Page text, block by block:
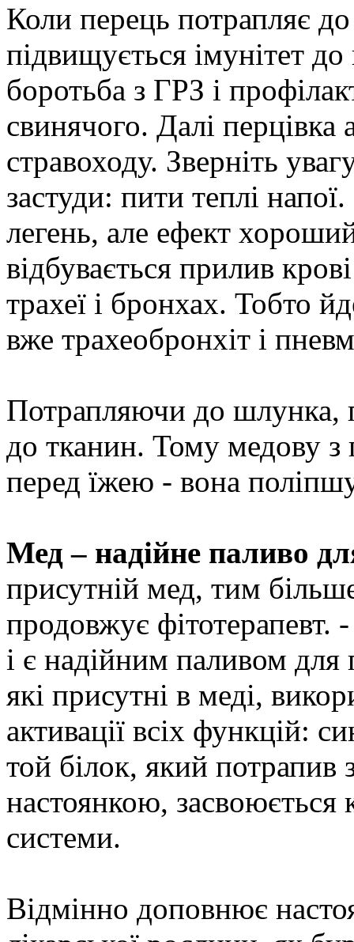
Коли перець потрапляє
підвищується імунітет
боротьба з ГРЗ і
свинячого. Далі перцівка
стравоходу. Зверніть
застуди: пити теплі
легень, але ефект
відбувається прилив
трахеї і бронхах. Тобто
вже трахеобронхіт і
Потрапляючи до шлунка,
до тканин. Тому медову з
перед їжею - вона
Мед – надійне паливо
присутній мед, тим
продовжує
і є надійним паливом для
які присутні в меді,
активації всіх функцій:
той білок, який
настоянкою, засвоюється
системи.
Відмінно доповнює